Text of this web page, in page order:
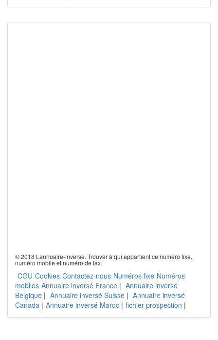
© 2018 Lannuaire-inverse. Trouver à qui appartient ce numéro fixe,
numéro mobile et numéro de fax.
CGU Cookies Contactez-nous Numéros fixe Numéros
mobiles Annuaire inversé France | Annuaire inversé
Belgique | Annuaire inversé Suisse | Annuaire inversé
Canada | Annuaire inversé Maroc | fichier prospection |